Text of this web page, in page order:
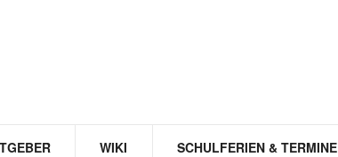
WIKI SCHULFERIEN & TERMINE